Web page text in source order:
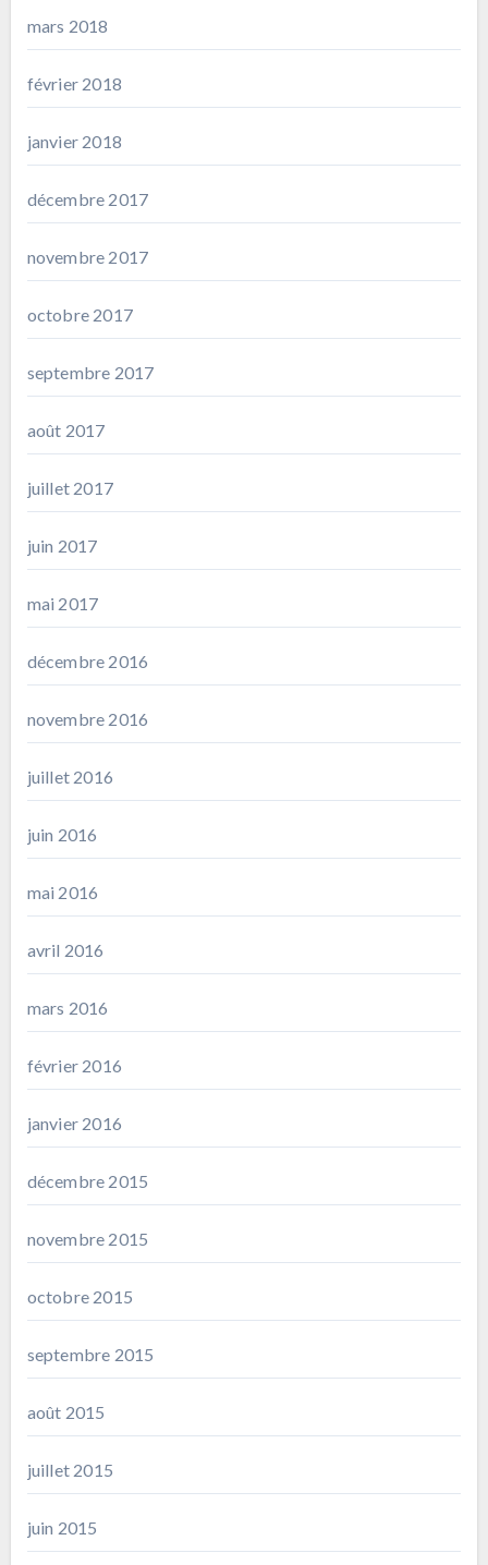
mars 2018
février 2018
janvier 2018
décembre 2017
novembre 2017
octobre 2017
septembre 2017
août 2017
juillet 2017
juin 2017
mai 2017
décembre 2016
novembre 2016
juillet 2016
juin 2016
mai 2016
avril 2016
mars 2016
février 2016
janvier 2016
décembre 2015
novembre 2015
octobre 2015
septembre 2015
août 2015
juillet 2015
juin 2015